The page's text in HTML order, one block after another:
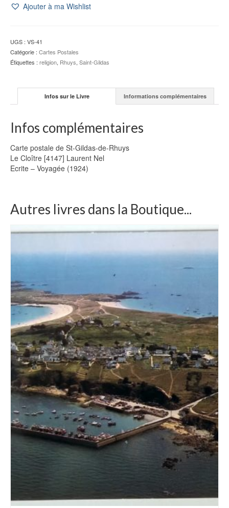
St-
Rhuys
:
Le
Ajouter à ma Wishlist
UGS : VS-41
Catégorie : Cartes Postales
Étiquettes : religion, Rhuys, Saint-Gildas
Infos sur le Livre Informations complémentaires
Infos complémentaires
Carte postale de St-Gildas-de-Rhuys
Le Cloître [4147] Laurent Nel
Ecrite – Voyagée (1924)
Autres livres dans la Boutique...